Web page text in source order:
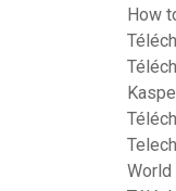
How
World